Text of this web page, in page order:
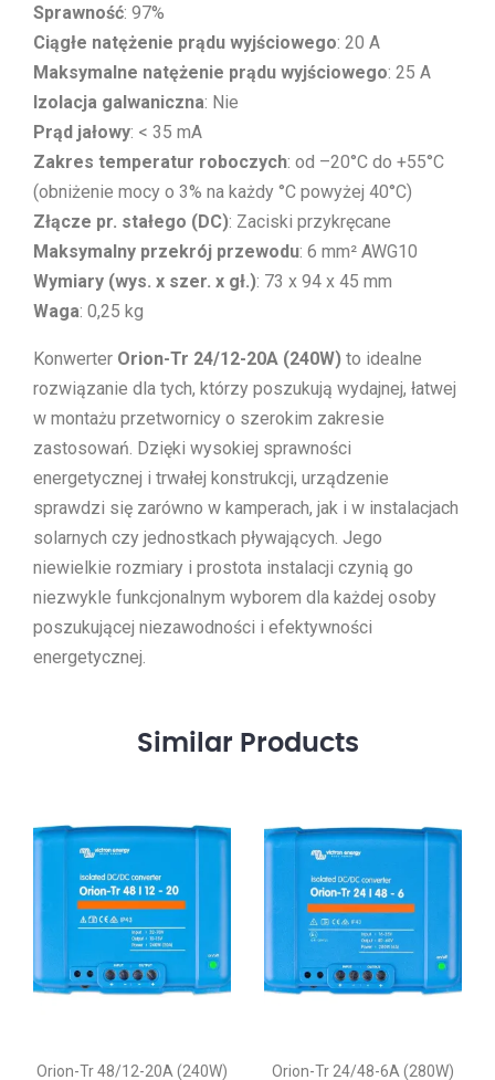
Sprawność: 97%
Ciągłe natężenie prądu wyjściowego: 20 A
Maksymalne natężenie prądu wyjściowego: 25 A
Izolacja galwaniczna: Nie
Prąd jałowy: < 35 mA
Zakres temperatur roboczych: od –20°C do +55°C
(obniżenie mocy o 3% na każdy °C powyżej 40°C)
Złącze pr. stałego (DC): Zaciski przykręcane
Maksymalny przekrój przewodu: 6 mm² AWG10
Wymiary (wys. x szer. x gł.): 73 x 94 x 45 mm
Waga: 0,25 kg
Konwerter Orion-Tr 24/12-20A (240W) to idealne
rozwiązanie dla tych, którzy poszukują wydajnej, łatwej
w montażu przetwornicy o szerokim zakresie
zastosowań. Dzięki wysokiej sprawności
energetycznej i trwałej konstrukcji, urządzenie
sprawdzi się zarówno w kamperach, jak i w instalacjach
solarnych czy jednostkach pływających. Jego
niewielkie rozmiary i prostota instalacji czynią go
niezwykle funkcjonalnym wyborem dla każdej osoby
poszukującej niezawodności i efektywności
energetycznej.
Similar Products
48/12-20A (240W) Orion-Tr 24/48-6A (280W) Orion